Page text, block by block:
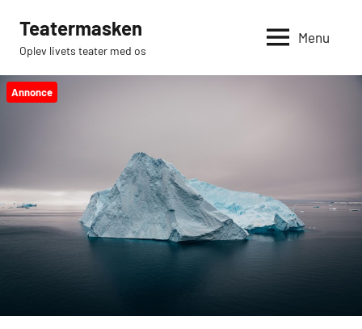
indhold
Teatermasken
Oplev livets teater med os
Menu
Annonce